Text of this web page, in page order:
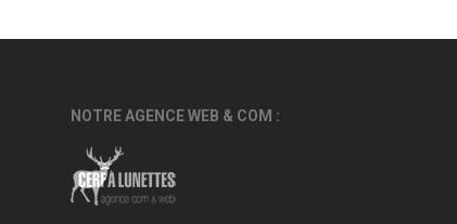
NOTRE AGENCE WEB & COM :